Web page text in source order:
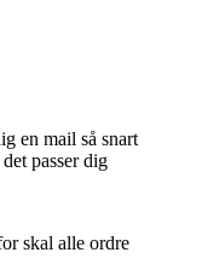
en mail så snart
passer dig
skal alle ordre